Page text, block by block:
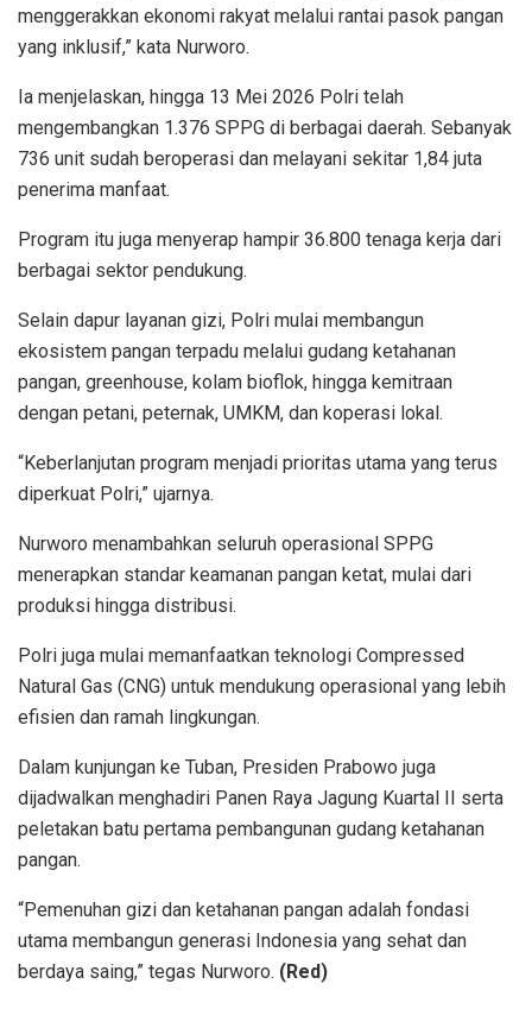
menggerakkan ekonomi rakyat melalui rantai pasok pangan
yang inklusif,” kata Nurworo.
Ia menjelaskan, hingga 13 Mei 2026 Polri telah
mengembangkan 1.376 SPPG di berbagai daerah. Sebanyak
736 unit sudah beroperasi dan melayani sekitar 1,84 juta
penerima manfaat.
Program itu juga menyerap hampir 36.800 tenaga kerja dari
berbagai sektor pendukung.
Selain dapur layanan gizi, Polri mulai membangun
ekosistem pangan terpadu melalui gudang ketahanan
pangan, greenhouse, kolam bioflok, hingga kemitraan
dengan petani, peternak, UMKM, dan koperasi lokal.
“Keberlanjutan program menjadi prioritas utama yang terus
diperkuat Polri,” ujarnya.
Nurworo menambahkan seluruh operasional SPPG
menerapkan standar keamanan pangan ketat, mulai dari
produksi hingga distribusi.
Polri juga mulai memanfaatkan teknologi Compressed
Natural Gas (CNG) untuk mendukung operasional yang lebih
efisien dan ramah lingkungan.
Dalam kunjungan ke Tuban, Presiden Prabowo juga
dijadwalkan menghadiri Panen Raya Jagung Kuartal II serta
peletakan batu pertama pembangunan gudang ketahanan
pangan.
“Pemenuhan gizi dan ketahanan pangan adalah fondasi
utama membangun generasi Indonesia yang sehat dan
berdaya saing,” tegas Nurworo. (Red)